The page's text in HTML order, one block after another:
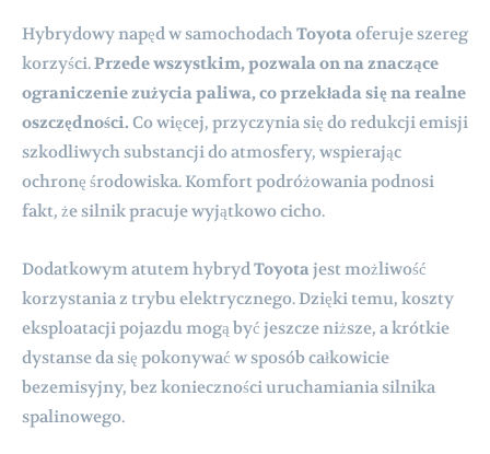
Hybrydowy napęd w samochodachToyotaoferuje szereg
korzyści.Przede wszystkim, pozwala on na znaczące
ograniczenie zużycia paliwa, co przekłada się na realne
oszczędności. Co więcej, przyczynia się do redukcji emisji
szkodliwych substancji do atmosfery, wspierając
ochronę środowiska. Komfort podróżowania podnosi
fakt, że silnik pracuje wyjątkowo cicho.
Dodatkowym atutem hybrydToyotajest możliwość
korzystania z trybu elektrycznego. Dzięki temu, koszty
eksploatacji pojazdu mogą być jeszcze niższe, a krótkie
dystanse da się pokonywać w sposób całkowicie
bezemisyjny, bez konieczności uruchamiania silnika
spalinowego.